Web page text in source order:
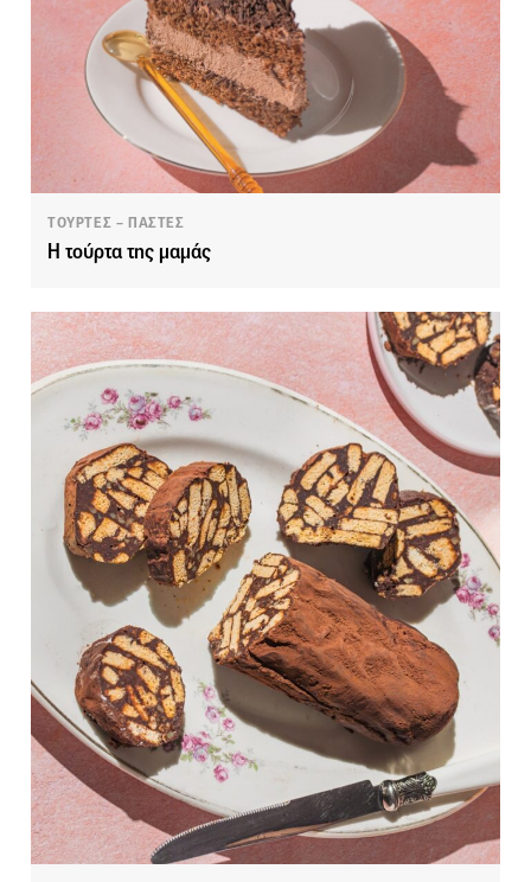
ΤΟΥΡΤΕΣ – ΠΑΣΤΕΣ
Η τούρτα της μαμάς